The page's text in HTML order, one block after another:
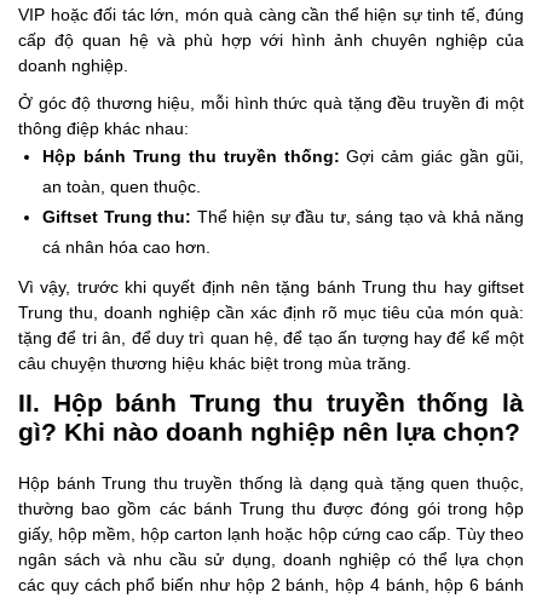
VIP hoặc đối tác lớn, món quà càng cần thể hiện sự tinh tế, đúng
cấp độ quan hệ và phù hợp với hình ảnh chuyên nghiệp của
doanh nghiệp.
Ở góc độ thương hiệu, mỗi hình thức quà tặng đều truyền đi một
thông điệp khác nhau:
Hộp bánh Trung thu truyền thống: Gợi cảm giác gần gũi,
an toàn, quen thuộc.
Giftset Trung thu: Thể hiện sự đầu tư, sáng tạo và khả năng
cá nhân hóa cao hơn.
Vì vậy, trước khi quyết định nên tặng bánh Trung thu hay giftset
Trung thu, doanh nghiệp cần xác định rõ mục tiêu của món quà:
tặng để tri ân, để duy trì quan hệ, để tạo ấn tượng hay để kể một
câu chuyện thương hiệu khác biệt trong mùa trăng.
II. Hộp bánh Trung thu truyền thống là
gì? Khi nào doanh nghiệp nên lựa chọn?
Hộp bánh Trung thu truyền thống là dạng quà tặng quen thuộc,
thường bao gồm các bánh Trung thu được đóng gói trong hộp
giấy, hộp mềm, hộp carton lạnh hoặc hộp cứng cao cấp. Tùy theo
ngân sách và nhu cầu sử dụng, doanh nghiệp có thể lựa chọn
các quy cách phổ biến như hộp 2 bánh, hộp 4 bánh, hộp 6 bánh